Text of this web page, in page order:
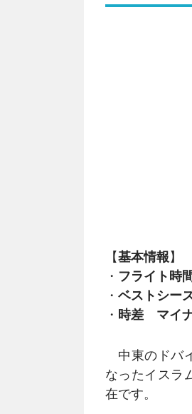
【基本情報 】
・ フライト時
・ ベストシー
・ 時差 マイ
中東のドバ
なったイスラ
在です。